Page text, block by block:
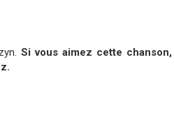
Si vous aimez cette